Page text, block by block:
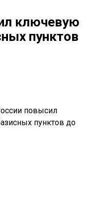
ключевую
пунктов
повысил
пунктов до